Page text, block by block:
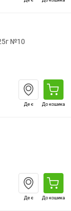
№10
Де є До кошика
Де є До кошика